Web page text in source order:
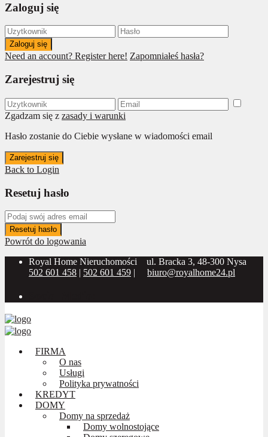
Zaloguj się
Zaloguj się
Need an account? Register here! Zapomniałeś hasła?
Zarejestruj się
Zgadzam się z zasady i warunki
Hasło zostanie do Ciebie wysłane w wiadomości email
Zarejestruj się
Back to Login
Resetuj hasło
Resetuj hasło
Powrót do logowania
Royal Home Nieruchomości
ul. Bracka 3, 48-300 Nysa
502 601 458 | 502 601 459 | biuro@royalhome24.pl
FIRMA
O nas
Usługi
Polityka prywatności
KREDYT
DOMY
Domy na sprzedaż
Domy wolnostojące